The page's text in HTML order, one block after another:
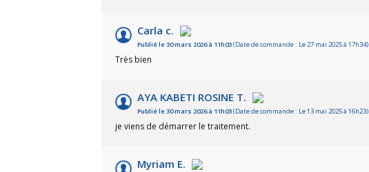
Carla c.
Publié le 30 mars 2026 à 11h03(Date de commande : Le 27 mai 2025 à 17h34)
Très bien
AYA KABETI ROSINE T.
Publié le 30 mars 2026 à 11h03(Date de commande : Le 13 mai 2025 à 16h23)
je viens de démarrer le traitement.
Myriam E.